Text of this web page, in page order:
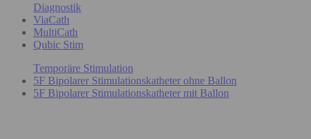
Diagnostik
ViaCath
MultiCath
Qubic Stim
Temporäre Stimulation
5F Bipolarer Stimulationskatheter ohne Ballon
5F Bipolarer Stimulationskatheter mit Ballon